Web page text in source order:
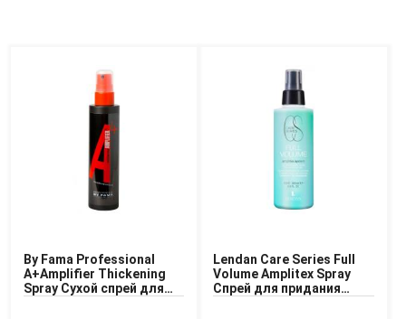
By Fama Professional
А+Amplifier Thickening
Spray Сухой спрей для
Lendan Care Series Full
Volume Amplitex Spray
Спрей для придания